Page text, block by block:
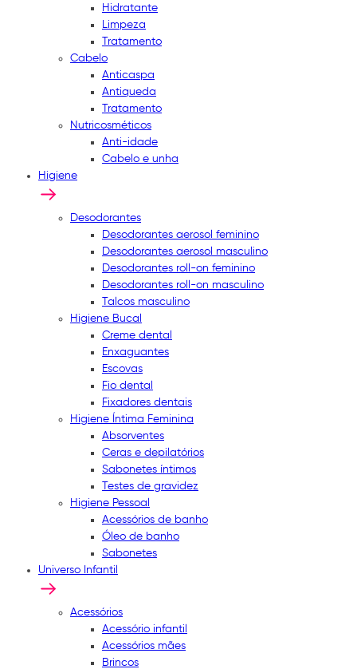
Hidratante
Limpeza
Tratamento
Cabelo
Anticaspa
Antiqueda
Tratamento
Nutricosméticos
Anti-idade
Cabelo e unha
Higiene
Desodorantes
Desodorantes aerosol feminino
Desodorantes aerosol masculino
Desodorantes roll-on feminino
Desodorantes roll-on masculino
Talcos masculino
Higiene Bucal
Creme dental
Enxaguantes
Escovas
Fio dental
Fixadores dentais
Higiene Íntima Feminina
Absorventes
Ceras e depilatórios
Sabonetes íntimos
Testes de gravidez
Higiene Pessoal
Acessórios de banho
Óleo de banho
Sabonetes
Universo Infantil
Acessórios
Acessório infantil
Acessórios mães
Brincos